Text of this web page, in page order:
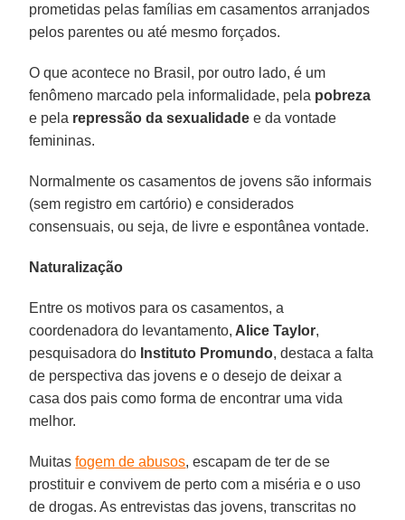
prometidas pelas famílias em casamentos arranjados
pelos parentes ou até mesmo forçados.
O que acontece no Brasil, por outro lado, é um
fenômeno marcado pela informalidade, pela pobreza
e pela repressão da sexualidade e da vontade
femininas.
Normalmente os casamentos de jovens são informais
(sem registro em cartório) e considerados
consensuais, ou seja, de livre e espontânea vontade.
Naturalização
Entre os motivos para os casamentos, a
coordenadora do levantamento, Alice Taylor,
pesquisadora do Instituto Promundo, destaca a falta
de perspectiva das jovens e o desejo de deixar a
casa dos pais como forma de encontrar uma vida
melhor.
Muitasfogem de abusos, escapam de ter de se
prostituir e convivem de perto com a miséria e o uso
de drogas. As entrevistas das jovens, transcritas no